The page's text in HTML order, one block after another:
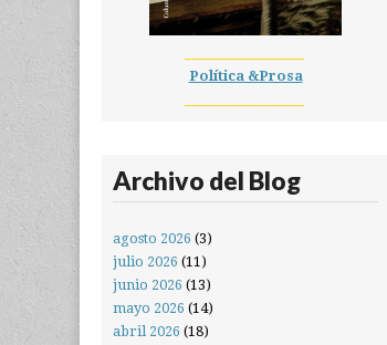
Política &Prosa
Archivo del Blog
agosto 2026 (3)
julio 2026 (11)
junio 2026 (13)
mayo 2026 (14)
abril 2026 (18)